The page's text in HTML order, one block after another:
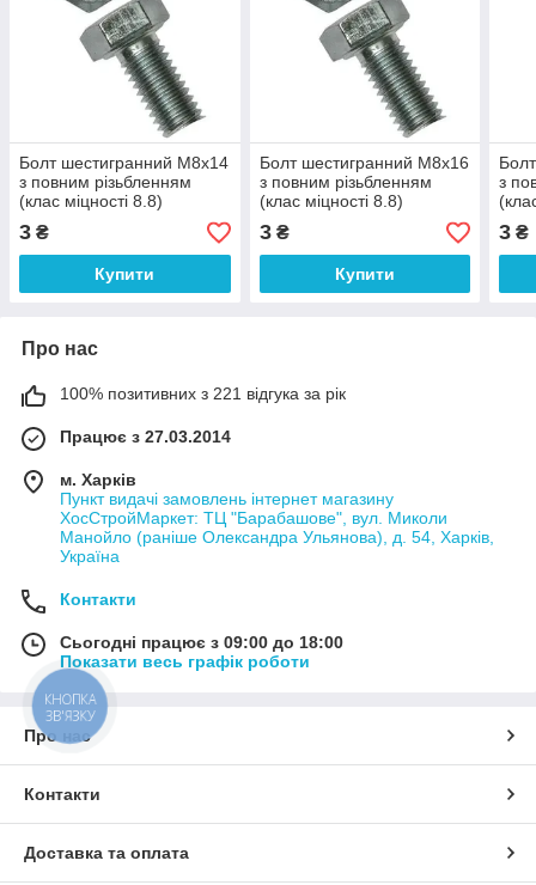
Болт шестигранний М8х14
з повним різьбленням
(клас міцності 8.8)
3 ₴
Купити
Болт шестигранний М8х16
з повним різьбленням
(клас міцності 8.8)
3₴
Купити
з
3 ₴
Про нас
100% позитивних з 221 відгука за рік
Працює з 27.03.2014
м. Харків
Пункт видачі замовлень інтернет магазину
ХосСтройМаркет: ТЦ "Барабашове", вул. Миколи
Манойло (раніше Олександра Ульянова), д. 54, Харків,
Україна
Контакти
Сьогодні працює з 09:00 до 18:00
Показати весь графік роботи
Про нас
Контакти
Доставка та оплата
КНОПКА
ЗВ'ЯЗКУ